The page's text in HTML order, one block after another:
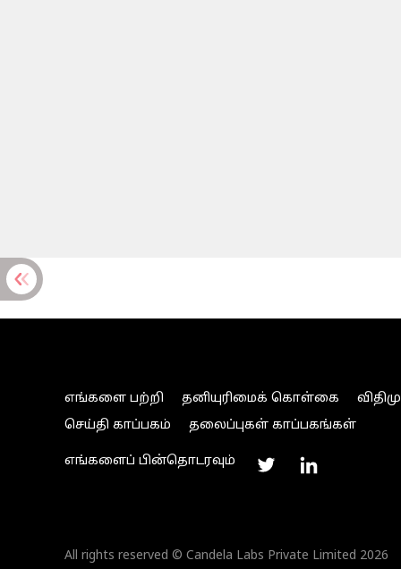
எங்களை பற்றி தனியுரிமைக் கொள்கை
செய்தி காப்பகம்
தலைப்புகள் காப்பகங்கள்
எங்களைப் பின்தொடரவும்
All rights reserved © Candela Labs Private Limited 2026